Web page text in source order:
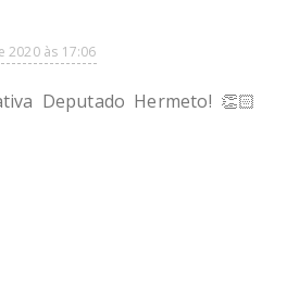
2020 às 17:06
Deputado Hermeto! 👏🏻